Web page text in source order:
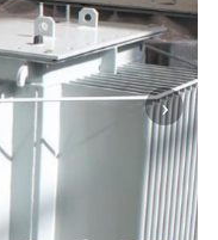
›